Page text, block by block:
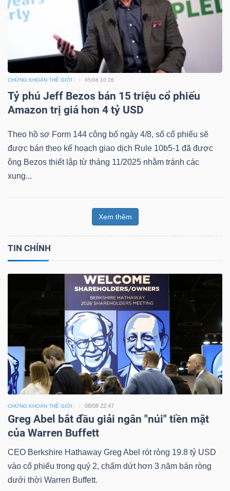
CHỨNG KHOÁN THẾ GIỚI 05/08 10:26
Tỷ phú Jeff Bezos bán 15 triệu cổ phiếu
Amazon trị giá hơn 4 tỷ USD
Theo hồ sơ Form 144 công bố ngày 4/8, số cổ phiếu sẽ
được bán theo kế hoạch giao dịch Rule 10b5-1 đã được
ông Bezos thiết lập từ tháng 11/2025 nhằm tránh các
xung...
Xem thêm
TIN CHÍNH
CHỨNG KHOÁN THẾ GIỚI 08/08 22:47
Greg Abel bắt đầu giải ngân "núi" tiền mặt
của Warren Buffett
CEO Berkshire Hathaway Greg Abel rót ròng 19.8 tỷ USD
vào cổ phiếu trong quý 2, chấm dứt hơn 3 năm bán ròng
dưới thời Warren Buffett.